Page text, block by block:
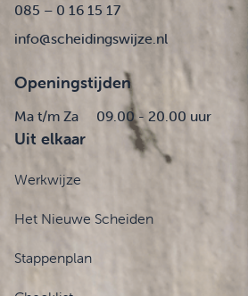
085 – 0 16 15 17
info@scheidingswijze.nl
Openingstijden
Ma t/m Za 09.00 - 20.00 uur
Uit elkaar
Werkwijze
Het Nieuwe Scheiden
Stappenplan